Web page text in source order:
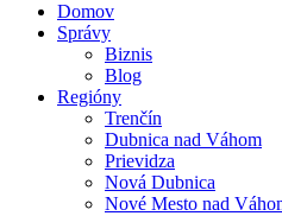
Domov
Správy
Biznis
Blog
Regióny
Trenčín
Dubnica nad Váhom
Prievidza
Nová Dubnica
Nové Mesto nad